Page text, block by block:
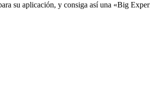
su aplicación, y consiga así una «Big